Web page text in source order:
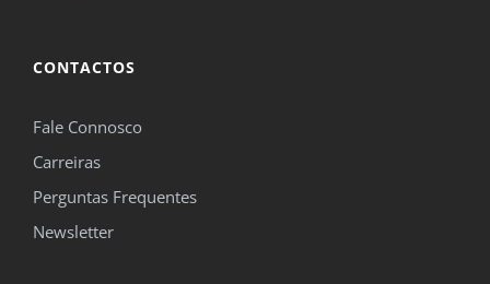
CONTACTOS
Fale Connosco
Carreiras
Perguntas Frequentes
Newsletter